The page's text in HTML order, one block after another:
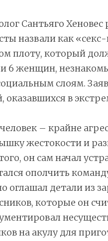
Сантьяго Хеновес
назвали как «секс-
плоту, который
6 женщин,
слоям.
в
– крайне
жестокости и
он сам начал
ополчить
оглашал детали из
которые он
на акулу для